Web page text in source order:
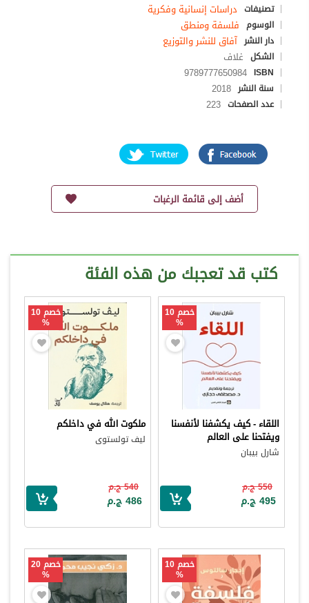
تصنيفات دراسات إنسانية وفكرية
الوسوم فلسفة ومنطق
دار النشر آفاق للنشر والتوزيع
الشكل غلاف
ISBN
9789777650984
سنة النشر 2018
عدد الصفحات 223
أضف إلى قائمة الرغبات
كتب قد تعجبك من هذه الفئة
خصم 10
%
اللقاء - كيف يكشفنا لأنفسنا
ويفتحنا على العالم
شارل بيبان
550 ج.م
495 ج.م
خصم 10
%
ملكوت الله في داخلكم
ليف تولستوى
540 ج.م
486 ج.م
خصم 10
%
خصم 20
%